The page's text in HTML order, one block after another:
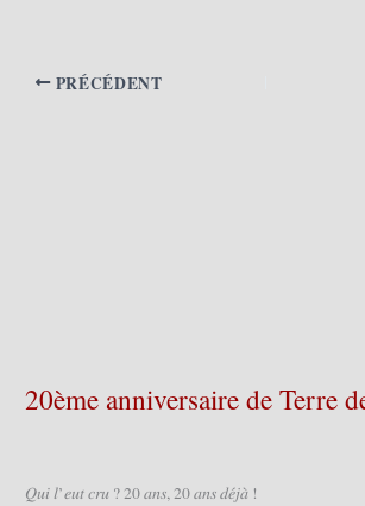
PRÉCÉDENT
20ème anniversaire de Terre
𝑄𝑢𝑖 𝑙’𝑒𝑢𝑡 𝑐𝑟𝑢 ? 20 𝑎𝑛𝑠, 20 𝑎𝑛𝑠 𝑑𝑒́𝑗𝑎̀ !